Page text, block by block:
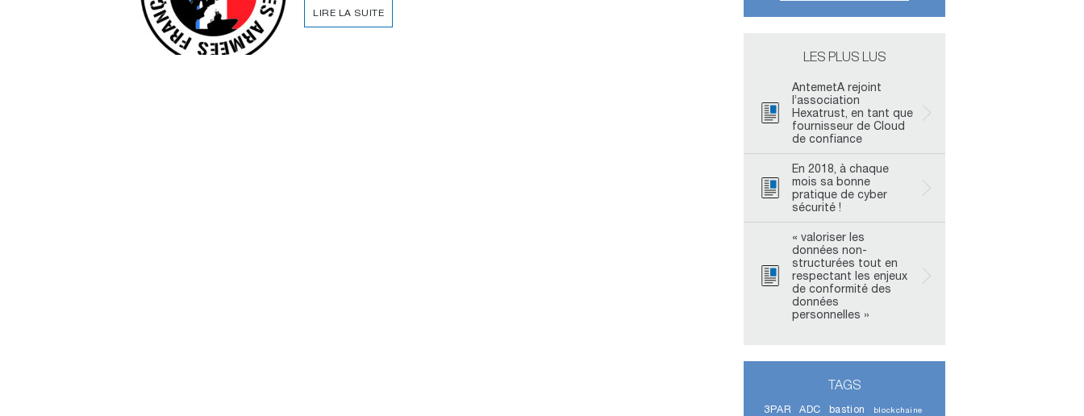
LIRE LA SUITE
LES PLUS LUS
AntemetA rejoint
l’association
Hexatrust, en tant que
fournisseur de Cloud
de confiance
En 2018, à chaque
mois sa bonne
pratique de cyber
sécurité !
« valoriser les
données non-
structurées tout en
respectant les enjeux
de conformité des
données
personnelles »
TAGS
3PAR ADC bastion blockchaine